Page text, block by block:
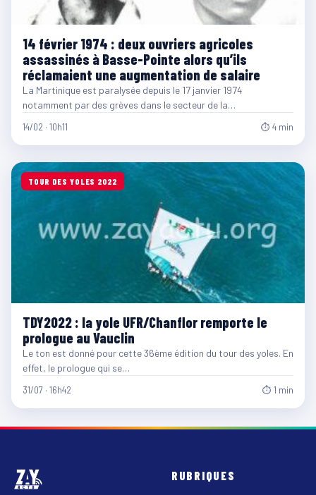
14 février 1974 : deux ouvriers agricoles
assassinés à Basse-Pointe alors qu’ils
réclamaient une augmentation de salaire
La Martinique est paralysée depuis le 17 janvier 1974
notamment par des grèves dans le secteur de la…
14/02 · 10h11 ⏱ 4 min
TOUR DES YOLES 2022
TDY2022 : la yole UFR/Chanflor remporte le
prologue au Vauclin
Le ton est donné pour cette 36ème édition du tour des yoles. En
effet, le prologue qui se…
31/07 · 16h42 ⏱ 1 min
RUBRIQUES